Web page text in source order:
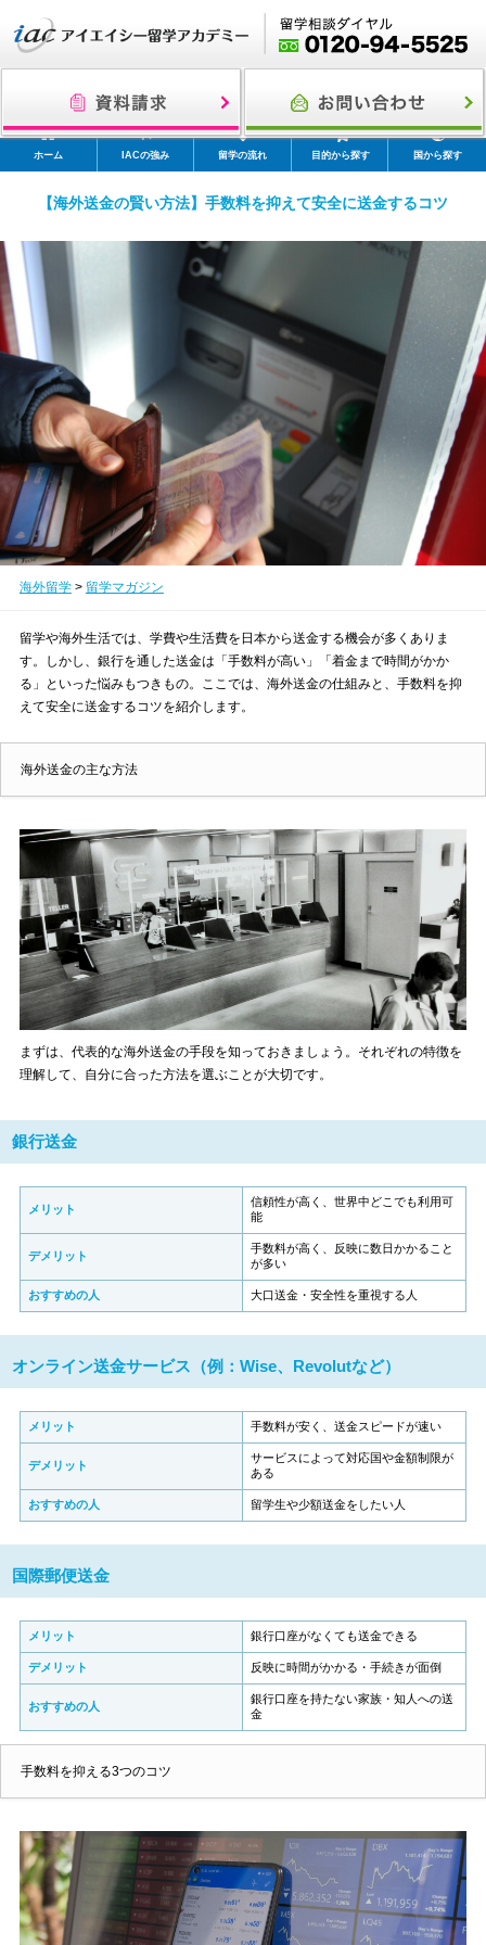
ホーム IACの強み 留学の流れ 目的から探す 国から探す
【海外送金の賢い方法】手数料を抑えて安全に送金するコツ
海外留学> 留学マガジン
留学や海外生活では、学費や生活費を日本から送金する機会が多くありま
す。しかし、銀行を通した送金は「手数料が高い」「着金まで時間がかか
る」といった悩みもつきもの。ここでは、海外送金の仕組みと、手数料を抑
えて安全に送金するコツを紹介します。
海外送金の主な方法
まずは、代表的な海外送金の手段を知っておきましょう。それぞれの特徴を
理解して、自分に合った方法を選ぶことが大切です。
銀行送金
メリット
信頼性が高く、世界中どこでも利用可
能
デメリット
手数料が高く、反映に数日かかること
が多い
おすすめの人 大口送金・安全性を重視する人
オンライン送金サービス（例：Wise、Revolutなど）
メリット 手数料が安く、送金スピードが速い
デメリット
サービスによって対応国や金額制限が
ある
おすすめの人 留学生や少額送金をしたい人
国際郵便送金
メリット 銀行口座がなくても送金できる
デメリット 反映に時間がかかる・手続きが面倒
おすすめの人
銀行口座を持たない家族・知人への送
金
手数料を抑える3つのコツ